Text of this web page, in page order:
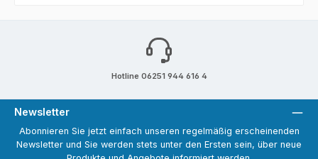
Hotline 06251 944 616 4
Newsletter
Abonnieren Sie jetzt einfach unseren regelmäßig erscheinenden
Newsletter und Sie werden stets unter den Ersten sein, über neue